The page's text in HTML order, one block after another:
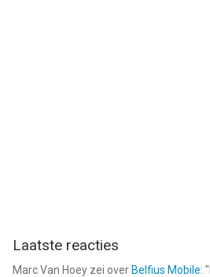
Laatste reacties
Marc Van Hoey zei over Belfius Mobile: "